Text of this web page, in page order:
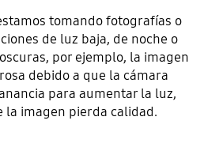
tomando fotografías o
de luz baja, de noche o
por ejemplo, la imagen
debido a que la cámara
para aumentar la luz,
la imagen pierda calidad.